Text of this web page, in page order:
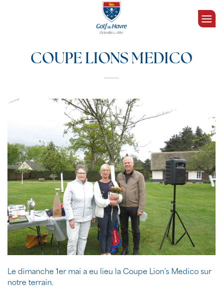
COUPE LIONS MEDICO
Le dimanche 1er mai a eu lieu la Coupe Lion’s Medico sur
notre terrain.